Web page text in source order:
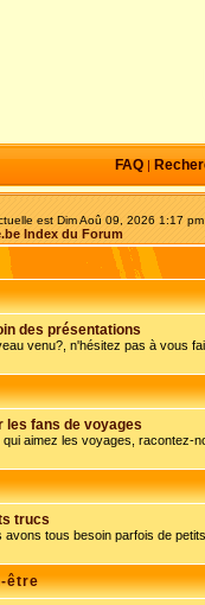
FAQ|
est Dim Aoû 09, 2026 1:17 pm
Index du Forum
des présentations
venu?, n'hésitez pas à vous
les fans de voyages
qui aimez les voyages, racontez-
trucs
avons tous besoin parfois de
être